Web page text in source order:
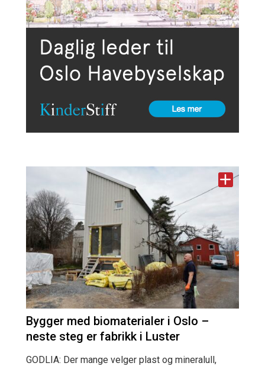
Bygger med biomaterialer i Oslo –
neste steg er fabrikk i Luster
GODLIA: Der mange velger plast og mineralull,